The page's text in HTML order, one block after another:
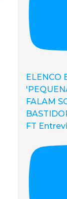
ELENCO
FALAM
FT